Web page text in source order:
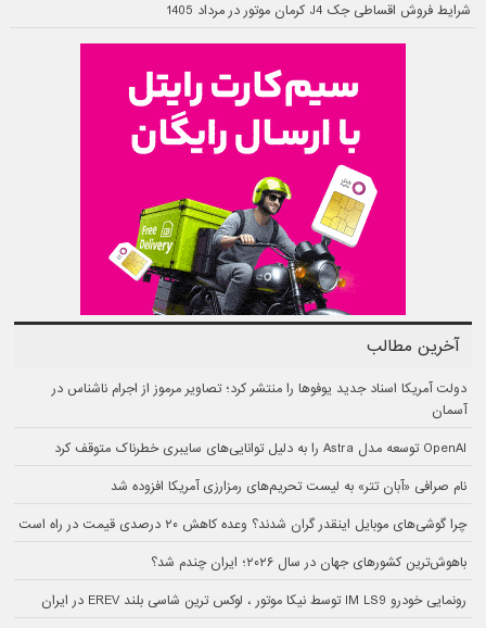
شرایط فروش اقساطی جک J4 کرمان موتور در مرداد 1405
آخرین مطالب
دولت آمریکا اسناد جدید یوفوها را منتشر کرد؛ تصاویر مرموز از اجرام ناشناس در
آسمان
OpenAI توسعه مدل Astra را به دلیل توانایی‌های سایبری خطرناک متوقف کرد
نام صرافی «آبان‌ تتر» به لیست تحریم‌های رمزارزی آمریکا افزوده شد
چرا گوشی‌های موبایل اینقدر گران شدند؟ وعده کاهش ۲۰ درصدی قیمت در راه است
باهوش‌ترین کشورهای جهان در سال ۲۰۲۶؛ ایران چندم شد؟
رونمایی خودرو IM LS9 توسط نیکا موتور ، لوکس ترین شاسی بلند EREV در ایران